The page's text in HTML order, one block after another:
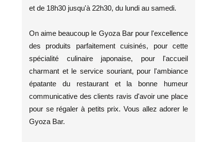
et de 18h30 jusqu'à 22h30, du lundi au samedi.
On aime beaucoup le Gyoza Bar pour l'excellence
des produits parfaitement cuisinés, pour cette
spécialité culinaire japonaise, pour l'accueil
charmant et le service souriant, pour l'ambiance
épatante du restaurant et la bonne humeur
communicative des clients ravis d'avoir une place
pour se régaler à petits prix. Vous allez adorer le
Gyoza Bar.